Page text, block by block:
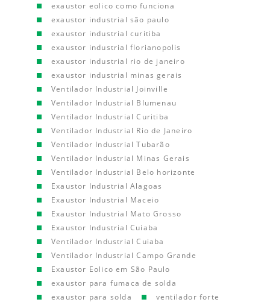
exaustor eolico como funciona
exaustor industrial são paulo
exaustor industrial curitiba
exaustor industrial florianopolis
exaustor industrial rio de janeiro
exaustor industrial minas gerais
Ventilador Industrial Joinville
Ventilador Industrial Blumenau
Ventilador Industrial Curitiba
Ventilador Industrial Rio de Janeiro
Ventilador Industrial Tubarão
Ventilador Industrial Minas Gerais
Ventilador Industrial Belo horizonte
Exaustor Industrial Alagoas
Exaustor Industrial Maceio
Exaustor Industrial Mato Grosso
Exaustor Industrial Cuiaba
Ventilador Industrial Cuiaba
Ventilador Industrial Campo Grande
Exaustor Eolico em São Paulo
exaustor para fumaca de solda
exaustor para solda
ventilador forte